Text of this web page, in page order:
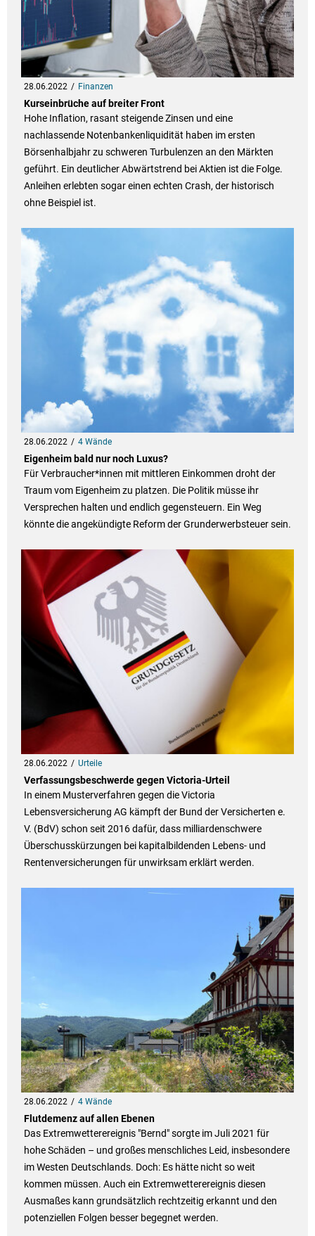
28.06.2022 Finanzen
Kurseinbrüche auf breiter Front
Hohe Inflation, rasant steigende Zinsen und eine
nachlassende Notenbankenliquidität haben im ersten
Börsenhalbjahr zu schweren Turbulenzen an den Märkten
geführt. Ein deutlicher Abwärtstrend bei Aktien ist die Folge.
Anleihen erlebten sogar einen echten Crash, der historisch
ohne Beispiel ist.
28.06.2022 4 Wände
Eigenheim bald nur noch Luxus?
Für Verbraucher*innen mit mittleren Einkommen droht der
Traum vom Eigenheim zu platzen. Die Politik müsse ihr
Versprechen halten und endlich gegensteuern. Ein Weg
könnte die angekündigte Reform der Grunderwerbsteuer sein.
28.06.2022 Urteile
Verfassungsbeschwerde gegen Victoria-Urteil
In einem Musterverfahren gegen die Victoria
Lebensversicherung AG kämpft der Bund der Versicherten e.
V. (BdV) schon seit 2016 dafür, dass milliardenschwere
Überschusskürzungen bei kapitalbildenden Lebens- und
Rentenversicherungen für unwirksam erklärt werden.
28.06.2022 4 Wände
Flutdemenz auf allen Ebenen
Das Extremwetterereignis "Bernd" sorgte im Juli 2021 für
hohe Schäden – und großes menschliches Leid, insbesondere
im Westen Deutschlands. Doch: Es hätte nicht so weit
kommen müssen. Auch ein Extremwetterereignis diesen
Ausmaßes kann grundsätzlich rechtzeitig erkannt und den
potenziellen Folgen besser begegnet werden.